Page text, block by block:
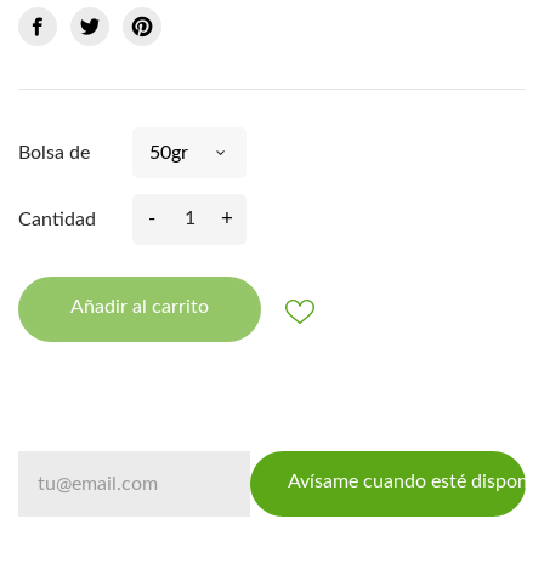
Bolsa de
Cantidad - +
Añadir al carrito
Avísame cuando esté